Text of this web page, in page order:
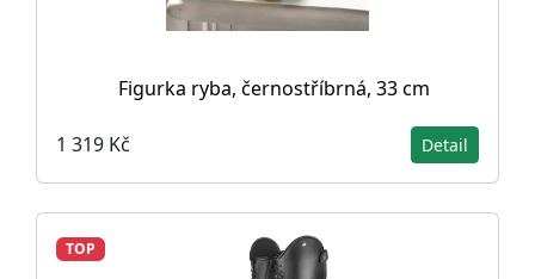
Figurka ryba, černostříbrná, 33 cm
1 319 Kč Detail
TOP